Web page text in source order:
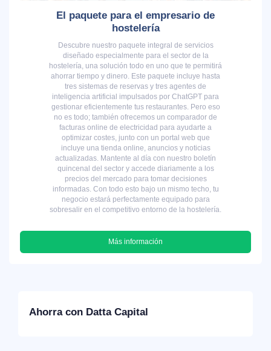
El paquete para el empresario de
hostelería
Descubre nuestro paquete integral de servicios
diseñado especialmente para el sector de la
hostelería, una solución todo en uno que te permitirá
ahorrar tiempo y dinero. Este paquete incluye hasta
tres sistemas de reservas y tres agentes de
inteligencia artificial impulsados por ChatGPT para
gestionar eficientemente tus restaurantes. Pero eso
no es todo; también ofrecemos un comparador de
facturas online de electricidad para ayudarte a
optimizar costes, junto con un portal web que
incluye una tienda online, anuncios y noticias
actualizadas. Mantente al día con nuestro boletín
quincenal del sector y accede diariamente a los
precios del mercado para tomar decisiones
informadas. Con todo esto bajo un mismo techo, tu
negocio estará perfectamente equipado para
sobresalir en el competitivo entorno de la hostelería.
Más información
Ahorra con Datta Capital